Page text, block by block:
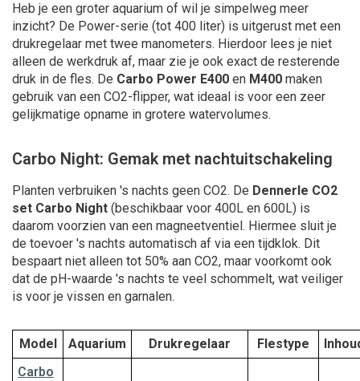
Heb je een groter aquarium of wil je simpelweg meer
inzicht? De Power-serie (tot 400 liter) is uitgerust met een
drukregelaar met twee manometers. Hierdoor lees je niet
alleen de werkdruk af, maar zie je ook exact de resterende
druk in de fles. De Carbo Power E400 en M400 maken
gebruik van een CO2-flipper, wat ideaal is voor een zeer
gelijkmatige opname in grotere watervolumes.
Carbo Night: Gemak met nachtuitschakeling
Planten verbruiken 's nachts geen CO2. De Dennerle CO2
set Carbo Night (beschikbaar voor 400L en 600L) is
daarom voorzien van een magneetventiel. Hiermee sluit je
de toevoer 's nachts automatisch af via een tijdklok. Dit
bespaart niet alleen tot 50% aan CO2, maar voorkomt ook
dat de pH-waarde 's nachts te veel schommelt, wat veiliger
is voor je vissen en garnalen.
Model Aquarium Drukregelaar Flestype
Carbo